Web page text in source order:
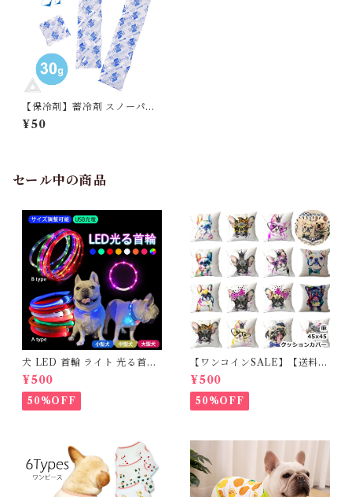
【保冷剤】蓄冷剤 スノーパッ
ク 30g ペットクールネック用
クールベスト用 お弁当 ケーキ
¥50
セール中の商品
犬 LED 首輪 ライト 光る首輪
USB充電 生活防水 長さ調整可
能 首輪 犬用 ペット カラー ペ
ット用品 軽量 ドッグ用品 フレ
ンチブルドック 大型犬 中型犬
¥500
50%OFF
【ワンコインSALE】【送料無
料】KM503G クッションカバ
ー フレンチブルドッグ クリー
ム フレブル
¥500
50%OFF